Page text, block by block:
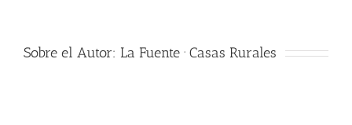
Sobre el Autor: La Fuente · Casas Rurales